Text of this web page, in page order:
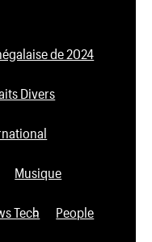
de 2024
Divers
Musique
Tech People